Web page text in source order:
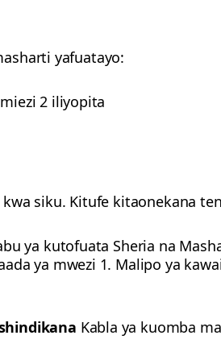
yafuatayo:
2 iliyopita
siku. Kitufe kitaonekana
ya kutofuata Sheria na
ya mwezi 1. Malipo ya
Kabla ya kuomba